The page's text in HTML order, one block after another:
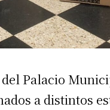
Palacio
a distintos